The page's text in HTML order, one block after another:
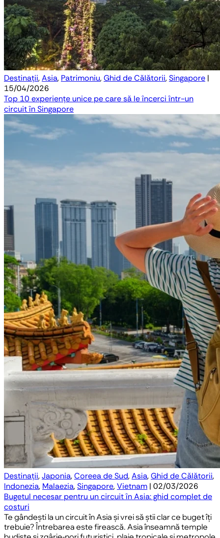
Destinații,Asia, Patrimoniu,Ghid de Călătorii,Singapore |
15/04/2026
Top 10 experiențe unice pe care să le încerci într-un
circuit în Singapore
Destinații,Japonia,Coreea de Sud,Asia,Ghid de Călătorii,
Indonezia, Malaezia,Singapore,Vietnam | 02/03/2026
Bugetul necesar pentru un circuit în Asia: ghid complet de
costuri
Te gândești la un circuit în Asia și vrei să știi clar ce buget îți
trebuie? Întrebarea este firească. Asia înseamnă temple